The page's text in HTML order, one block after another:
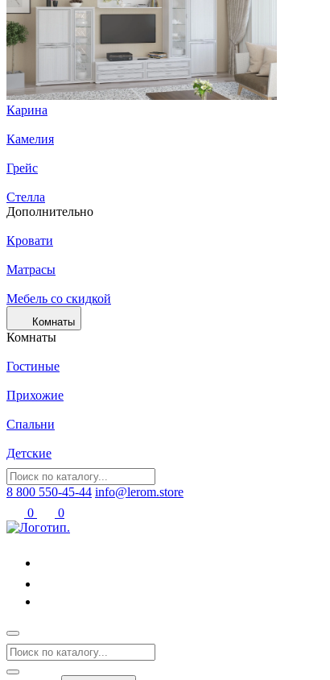
Карина
Камелия
Грейс
Стелла
Дополнительно
Кровати
Матрасы
Мебель со скидкой
Комнаты
Комнаты
Гостиные
Прихожие
Спальни
Детские
8 800 550-45-44 info@lerom.store
0
0